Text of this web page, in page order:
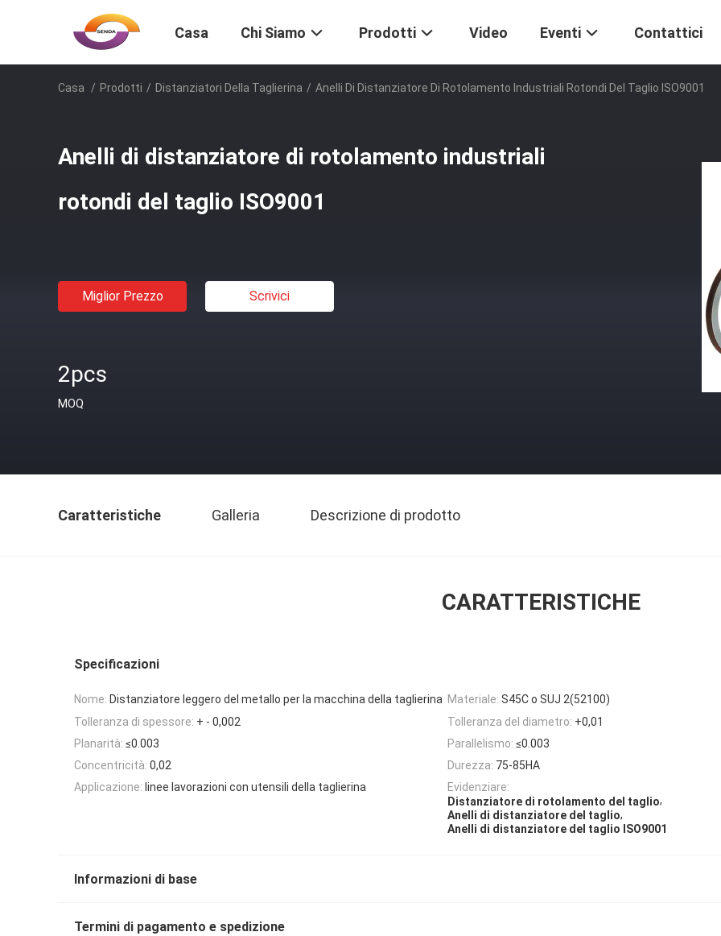
Casa Chi Siamo Prodotti Video Eventi Contattici
Casa / Prodotti / Distanziatori Della Taglierina / Anelli Di Distanziatore Di Rotolamento Industriali Rotondi Del Taglio ISO9001
Anelli di distanziatore di rotolamento industriali
rotondi del taglio ISO9001
Miglior Prezzo Scrivici
2pcs
MOQ
Caratteristiche Galleria Descrizione di prodotto
CARATTERISTICHE
Specificazioni
Nome: Distanziatore leggero del metallo per la macchina della taglierina Materiale: S45C o SUJ 2(52100)
Tolleranza di spessore: + - 0,002 Tolleranza del diametro: +0,01
Planarità: ≤0.003 Parallelismo: ≤0.003
Concentricità: 0,02 Durezza: 75-85HA
Applicazione: linee lavorazioni con utensili della taglierina
Evidenziare:
Distanziatore di rotolamento del taglio,
Anelli di distanziatore del taglio,
Anelli di distanziatore del taglio ISO9001
Informazioni di base
Termini di pagamento e spedizione